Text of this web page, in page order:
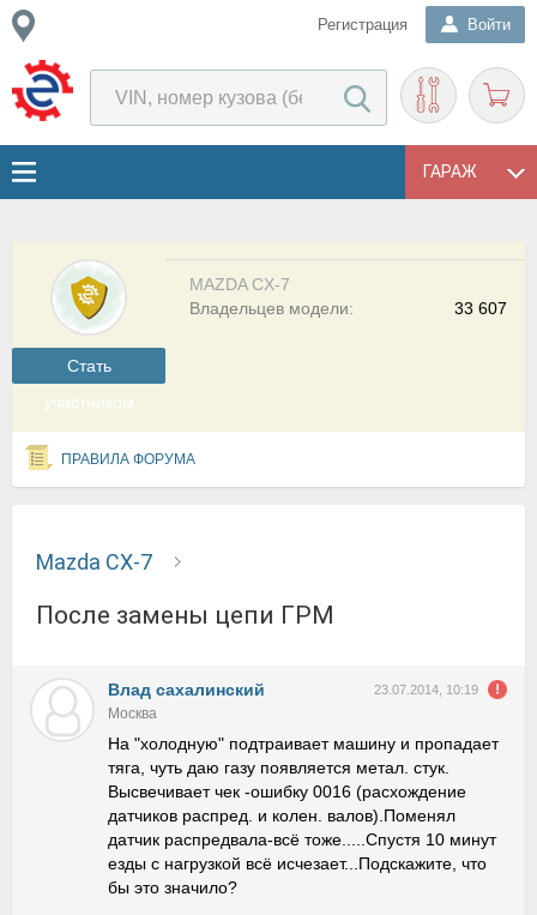
Регистрация Войти
ГАРАЖ
Cтать
участником
MAZDA CX-7
33 607
Владельцев модели:
ПРАВИЛА ФОРУМА
Mazda CX-7
После замены цепи ГРМ
Влад сахалинский 23.07.2014, 10:19
Москва
На "холодную" подтраивает машину и пропадает
тяга, чуть даю газу появляется метал. стук.
Высвечивает чек -ошибку 0016 (расхождение
датчиков распред. и колен. валов).Поменял
датчик распредвала-всё тоже.....Спустя 10 минут
езды с нагрузкой всё исчезает...Подскажите, что
бы это значило?